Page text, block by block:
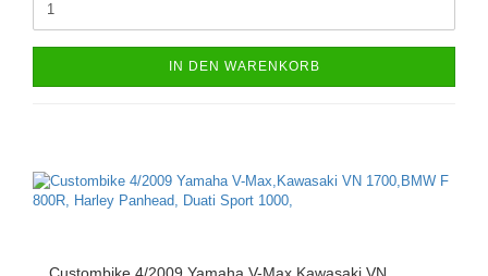
IN DEN WARENKORB